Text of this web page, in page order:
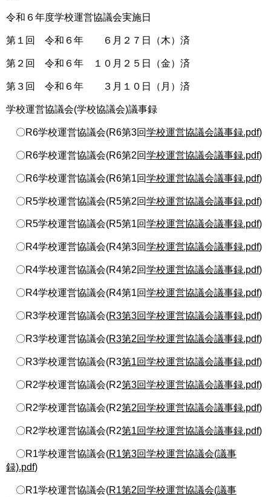
令和６年度学校運営協議会実施日
第１回 令和６年 ６月２７日（木）済
第２回 令和６年 １０月２５日（金）済
第３回 令和６年 ３月１０日（月）済
学校運営協議会(学校協議会)議事録
〇R6学校運営協議会(R6第3回学校運営協議会議事録.pdf)
〇R6学校運営協議会(R6第2回学校運営協議会議事録.pdf)
〇R6学校運営協議会(R6第1回学校運営協議会議事録.pdf)
〇R5学校運営協議会(R5第2回学校運営協議会議事録.pdf)
〇R5学校運営協議会(R5第1回学校運営協議会議事録.pdf)
〇R4学校運営協議会(R4第3回学校運営協議会議事録.pdf)
〇R4学校運営協議会(R4第2回学校運営協議会議事録.pdf)
〇R4学校運営協議会(R4第1回学校運営協議会議事録.pdf)
〇R3学校運営協議会(R3第3回学校運営協議会議事録.pdf)
〇R3学校運営協議会(R3第2回学校運営協議会議事録.pdf)
〇R3学校運営協議会(R3第1回学校運営協議会議事録.pdf)
〇R2学校運営協議会(R2第3回学校運営協議会議事録.pdf)
〇R2学校運営協議会(R2第2回学校運営協議会議事録.pdf)
〇R2学校運営協議会(R2第1回学校運営協議会議事録.pdf)
〇R1学校運営協議会(R1第3回学校運営協議会(議事
録).pdf)
〇R1学校運営協議会(R1第2回学校運営協議会(議事